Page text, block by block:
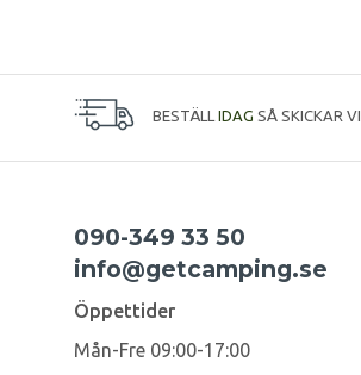
BESTÄLL IDAG SÅ SKICKAR VI
090-349 33 50
info@getcamping.se
Öppettider
Mån-Fre 09:00-17:00